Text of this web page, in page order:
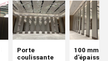
Porte
coulissante
100 mm